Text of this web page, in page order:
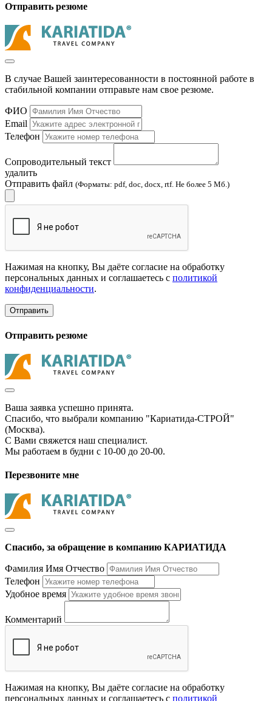
Отправить резюме
В случае Вашей заинтересованности в постоянной работе в
стабильной компании отправьте нам свое резюме.
ФИО
Email
Телефон
Сопроводительный текст
удалить
Отправить файл (Форматы: pdf, doc, docx, rtf. Не более 5 Мб.)
Нажимая на кнопку, Вы даёте согласие на обработку
персональных данных и соглашаетесь с политикой
конфиденциальности.
Отправить
Отправить резюме
Ваша заявка успешно принята.
Спасибо, что выбрали компанию "Кариатида-СТРОЙ"
(Москва).
С Вами свяжется наш специалист.
Мы работаем в будни с 10-00 до 20-00.
Перезвоните мне
Спасибо, за обращение в компанию КАРИАТИДА
Фамилия Имя Отчество
Телефон
Удобное время
Комментарий
Нажимая на кнопку, Вы даёте согласие на обработку
персональных данных и соглашаетесь с политикой